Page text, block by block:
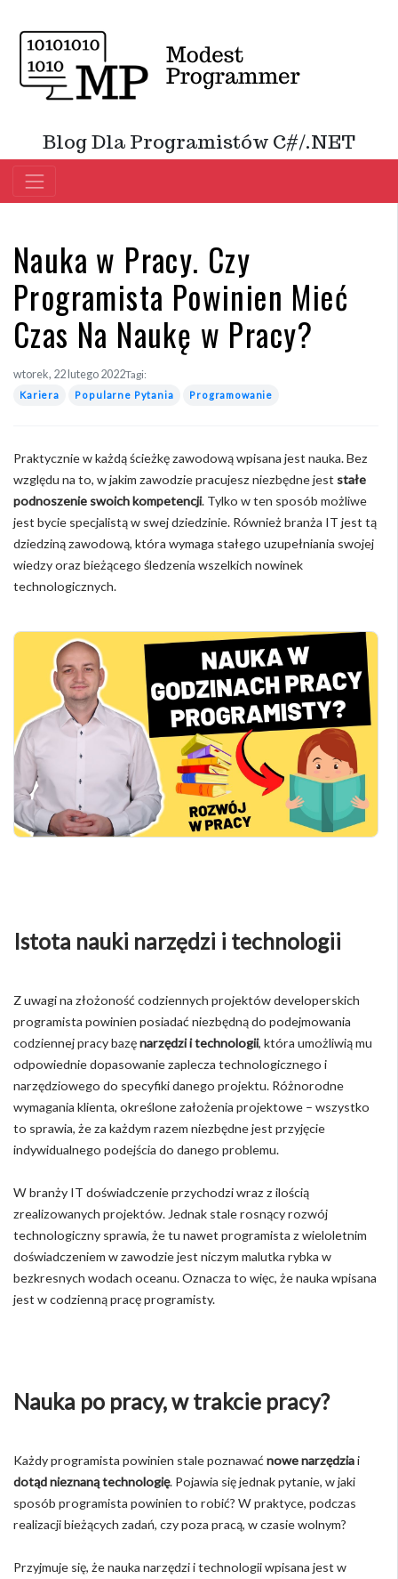
Blog Dla Programistów C#/.NET
Nauka w Pracy. Czy
Programista Powinien Mieć
Czas Na Naukę w Pracy?
wtorek, 22 lutego 2022Tagi:
Kariera Popularne Pytania Programowanie
Praktycznie w każdą ścieżkę zawodową wpisana jest nauka. Bez
względu na to, w jakim zawodzie pracujesz niezbędne jest stałe
podnoszenie swoich kompetencji. Tylko w ten sposób możliwe
jest bycie specjalistą w swej dziedzinie. Również branża IT jest tą
dziedziną zawodową, która wymaga stałego uzupełniania swojej
wiedzy oraz bieżącego śledzenia wszelkich nowinek
technologicznych.
Istota nauki narzędzi i technologii
Z uwagi na złożoność codziennych projektów developerskich
programista powinien posiadać niezbędną do podejmowania
codziennej pracy bazęnarzędzi i technologii, która umożliwią mu
odpowiednie dopasowanie zaplecza technologicznego i
narzędziowego do specyfiki danego projektu. Różnorodne
wymagania klienta, określone założenia projektowe – wszystko
to sprawia, że za każdym razem niezbędne jest przyjęcie
indywidualnego podejścia do danego problemu.
W branży IT doświadczenie przychodzi wraz z ilością
zrealizowanych projektów. Jednak stale rosnący rozwój
technologiczny sprawia, że tu nawet programista z wieloletnim
doświadczeniem w zawodzie jest niczym malutka rybka w
bezkresnych wodach oceanu. Oznacza to więc, że nauka wpisana
jest w codzienną pracę programisty.
Nauka po pracy, w trakcie pracy?
Każdy programista powinien stale poznawać nowe narzędziai
dotąd nieznaną technologię. Pojawia się jednak pytanie, w jaki
sposób programista powinien to robić? W praktyce, podczas
realizacji bieżących zadań, czy poza pracą, w czasie wolnym?
Przyjmuje się, że nauka narzędzi i technologii wpisana jest w